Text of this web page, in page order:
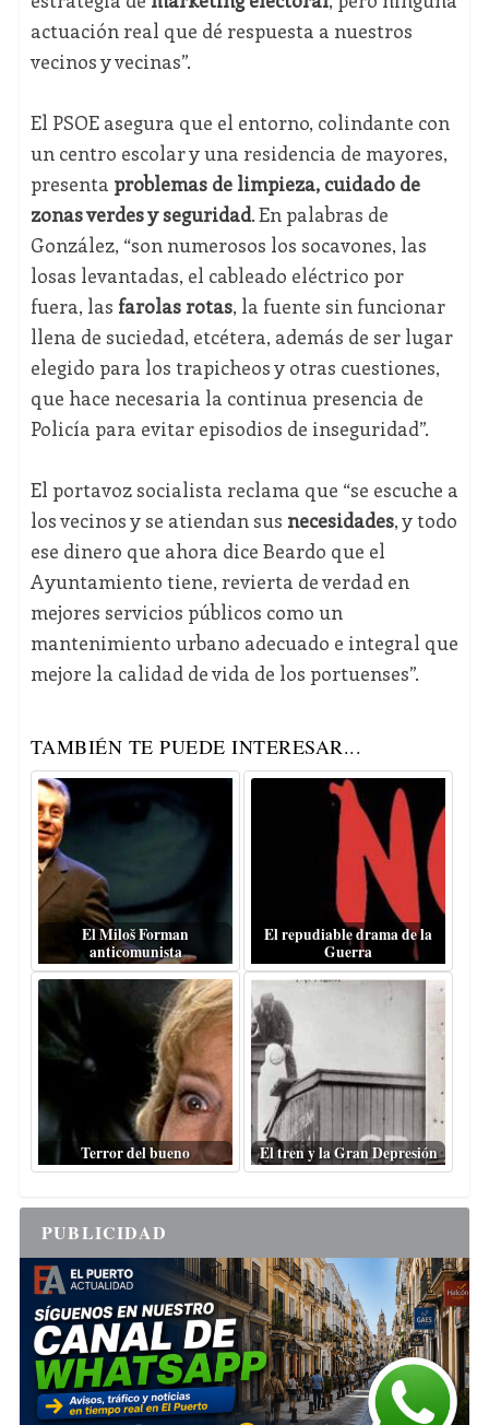
actuación real que dé respuesta a nuestros
vecinos y vecinas”.
El PSOE asegura que el entorno, colindante con
un centro escolar y una residencia de mayores,
presenta problemas de limpieza, cuidado de
zonas verdes y seguridad. En palabras de
González, “son numerosos los socavones, las
losas levantadas, el cableado eléctrico por
fuera, las farolas rotas, la fuente sin funcionar
llena de suciedad, etcétera, además de ser lugar
elegido para los trapicheos y otras cuestiones,
que hace necesaria la continua presencia de
Policía para evitar episodios de inseguridad”.
El portavoz socialista reclama que “se escuche a
los vecinos y se atiendan sus necesidades, y todo
ese dinero que ahora dice Beardo que el
Ayuntamiento tiene, revierta de verdad en
mejores servicios públicos como un
mantenimiento urbano adecuado e integral que
mejore la calidad de vida de los portuenses”.
TAMBIÉN TE PUEDE INTERESAR...
El Miloš Forman
anticomunista
El repudiable drama de la
Guerra
Terror del bueno El tren y la Gran Depresión
PUBLICIDAD